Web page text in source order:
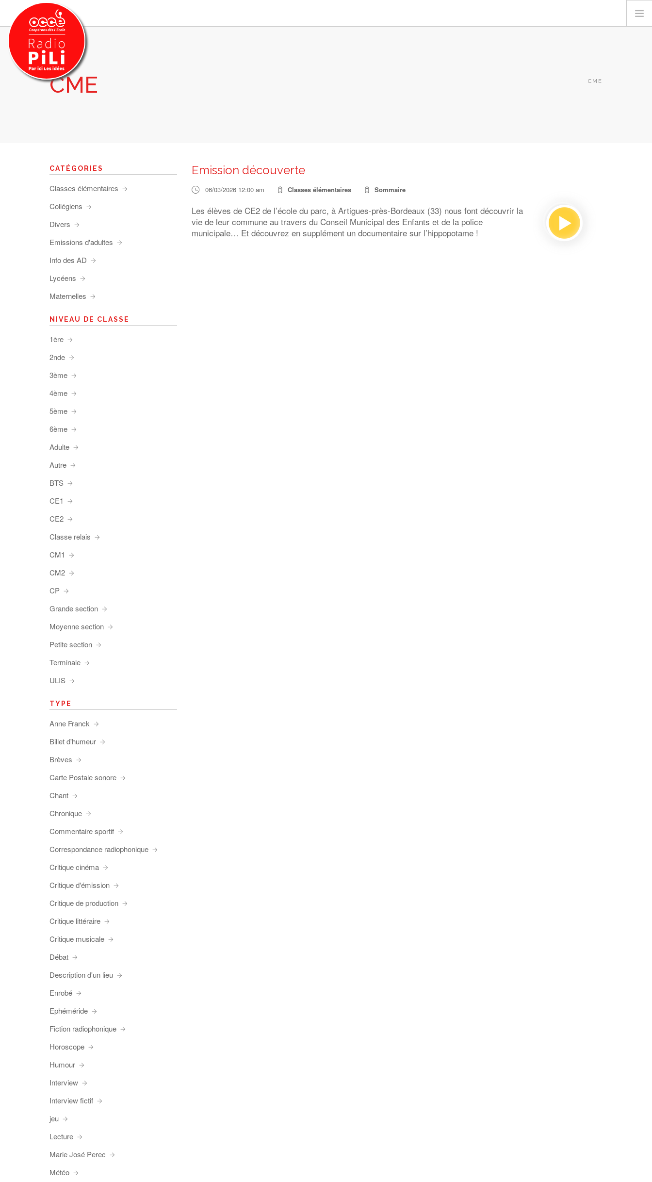
PRÉSENTATION
GRILLE DES PROGRAMMES
RECHERCHER
CME CME
Emission découverte
06/03/2026 12:00 am Classes élémentaires Sommaire
Les élèves de CE2 de l’école du parc, à Artigues-près-Bordeaux (33) nous font découvrir la
vie de leur commune au travers du Conseil Municipal des Enfants et de la police
municipale… Et découvrez en supplément un documentaire sur l’hippopotame !
CATÉGORIES
Classes élémentaires
Collégiens
Divers
Emissions d'adultes
Info des AD
Lycéens
Maternelles
NIVEAU DE CLASSE
1ère
2nde
3ème
4ème
5ème
6ème
Adulte
Autre
BTS
CE1
CE2
Classe relais
CM1
CM2
CP
Grande section
Moyenne section
Petite section
Terminale
ULIS
TYPE
Anne Franck
Billet d'humeur
Brèves
Carte Postale sonore
Chant
Chronique
Commentaire sportif
Correspondance radiophonique
Critique cinéma
Critique d'émission
Critique de production
Critique littéraire
Critique musicale
Débat
Description d'un lieu
Enrobé
Ephéméride
Fiction radiophonique
Horoscope
Humour
Interview
Interview fictif
jeu
Lecture
Marie José Perec
Météo